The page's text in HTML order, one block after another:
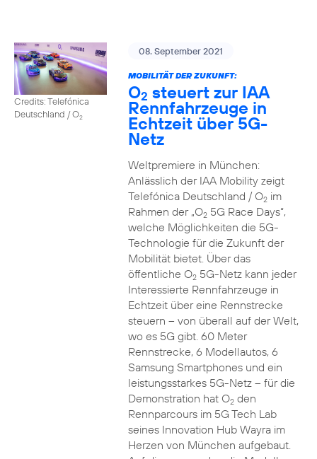
Credits: Telefónica
Deutschland / O2
08. September 2021
MOBILITÄT DER ZUKUNFT:
O2 steuert zur IAA
Rennfahrzeuge in
Echtzeit über 5G-
Netz
Weltpremiere in München:
Anlässlich der IAA Mobility zeigt
Telefónica Deutschland / O2im
Rahmen der „O25G Race Days“,
welche Möglichkeiten die 5G-
Technologie für die Zukunft der
Mobilität bietet. Über das
öffentliche O25G-Netz kann jeder
Interessierte Rennfahrzeuge in
Echtzeit über eine Rennstrecke
steuern – von überall auf der Welt,
wo es 5G gibt. 60 Meter
Rennstrecke, 6 Modellautos, 6
Samsung Smartphones und ein
leistungsstarkes 5G-Netz – für die
Demonstration hat O2den
Rennparcours im 5G Tech Lab
seines Innovation Hub Wayra im
Herzen von München aufgebaut.